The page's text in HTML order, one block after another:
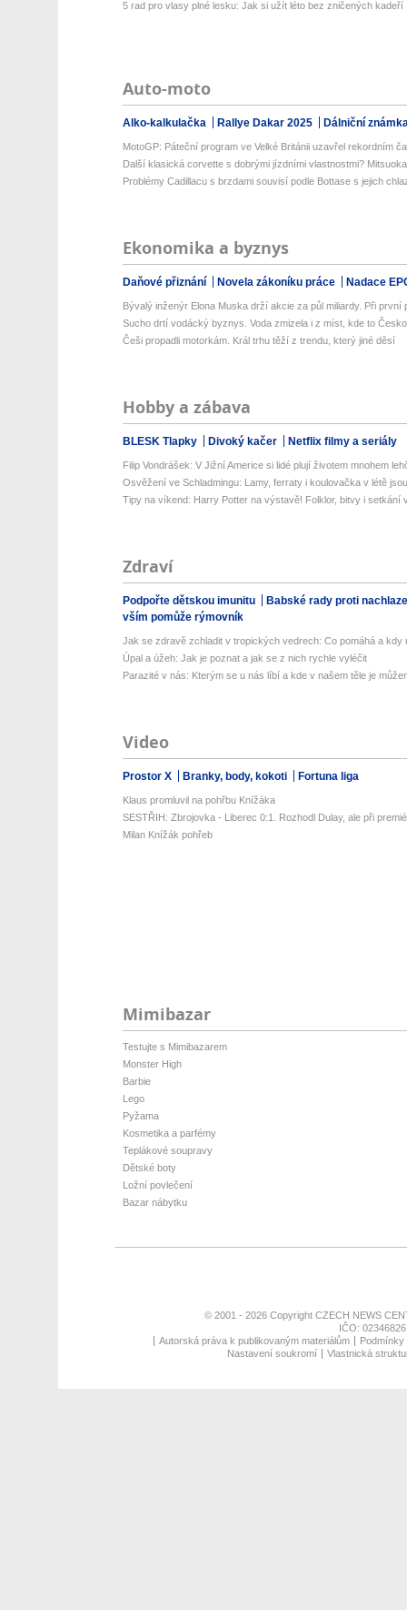
5 rad pro vlasy plné lesku: Jak si užít léto bez zničených kadeří
Auto-moto
Alko-kalkulačka Rallye Dakar 2025 Dálniční
MotoGP: Páteční program ve Velké Británii uzavřel rekordním
Další klasická corvette s dobrými jízdními vlastnostmi?
Problémy Cadillacu s brzdami souvisí podle Bottase s jejich
Ekonomika a byznys
Daňové přiznání Novela zákoníku práce Nadace
Bývalý inženýr Elona Muska drží akcie za půl miliardy. Při první
Sucho drtí vodácký byznys. Voda zmizela i z míst, kde to
Češi propadli motorkám. Král trhu těží z trendu, který jiné děsí
Hobby a zábava
BLESK Tlapky Divoký kačer Netflix filmy a seriály
Filip Vondrášek: V Jižní Americe si lidé plují životem mnohem
Osvěžení ve Schladmingu: Lamy, ferraty i koulovačka v létě
Tipy na víkend: Harry Potter na výstavě! Folklor, bitvy i setkání
Zdraví
Podpořte dětskou imunitu
Babské rady proti
vším pomůže rýmovník
Jak se zdravě zchladit v tropických vedrech: Co pomáhá a kdy
Úpal a úžeh: Jak je poznat a jak se z nich rychle vyléčit
Parazité v nás: Kterým se u nás líbí a kde v našem těle je
Video
Prostor X Branky, body, kokoti Fortuna liga
Klaus promluvil na pohřbu Knížáka
SESTŘIH: Zbrojovka - Liberec 0:1. Rozhodl Dulay, ale při
Milan Knížák pohřeb
Mimibazar
Testujte s Mimibazarem
Monster High
Barbie
Lego
Pyžama
Kosmetika a parfémy
Teplákové soupravy
Dětské boty
Ložní povlečení
Bazar nábytku
© 2001 - 2026 Copyright CZECH NEWS
IČO:
Autorská práva k publikovaným materiálům
Nastavení soukromí
Vlastnická